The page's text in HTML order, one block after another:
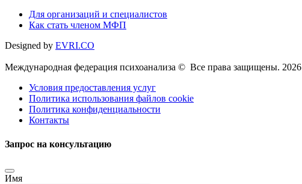
Для организаций и специалистов
Как стать членом МФП
Designed by EVRI.CO
Международная федерация психоанализа © Все права защищены. 2026
Условия предоставления услуг
Политика использования файлов cookie
Политика конфиденциальности
Контакты
Запрос на консультацию
Имя